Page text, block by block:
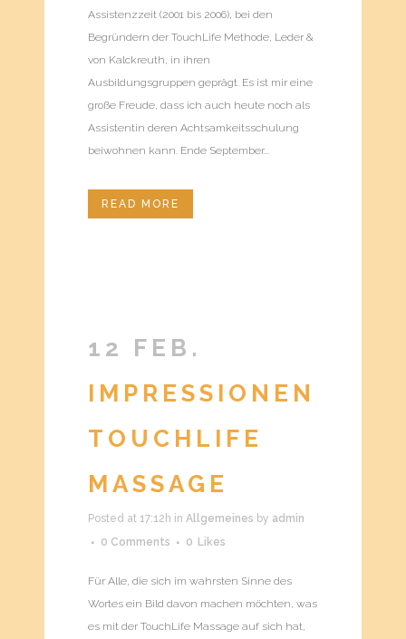
Assistenzzeit (2001 bis 2006), bei den
Begründern der TouchLife Methode, Leder &
von Kalckreuth, in ihren
Ausbildungsgruppen geprägt. Es ist mir eine
große Freude, dass ich auch heute noch als
Assistentin deren Achtsamkeitsschulung
beiwohnen kann. Ende September...
READ MORE
12 FEB.
IMPRESSIONEN
TOUCHLIFE
MASSAGE
Posted at 17:12h in Allgemeines by admin
0 Comments
0 Likes
Für Alle, die sich im wahrsten Sinne des
Wortes ein Bild davon machen möchten, was
es mit der TouchLife Massage auf sich hat,